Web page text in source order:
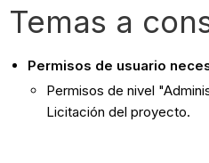
Temas a
Permisos de usuario
Permisos de nivel
Licitación del proyecto.